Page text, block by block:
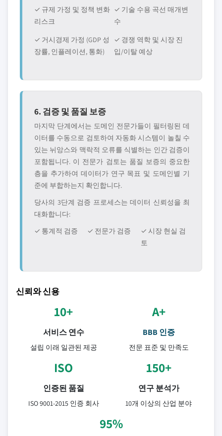
✓ 규제 가정 및 정책 변화
리스크
✓ 기술 수용 곡선 매개변
수
✓ 거시경제 가정 (GDP 성
장률, 인플레이션, 통화)
✓ 경쟁 역학 및 시장 진
입/이탈 예상
6. 검증 및 품질 보증
마지막 단계에서는 도메인 전문가들이 필터링된 데
이터를 수동으로 검토하여 자동화 시스템이 놀칠 수
있는 뉘앙스와 맥락적 오류를 식별하는 인간 검증이
포함됩니다. 이 전문가 검토는 품질 보증의 중요한
층을 추가하여 데이터가 연구 목표 및 도메인별 기
준에 부합하는지 확인합니다.
당사의 3단계 검증 프로세스는 데이터 신뢰성을 최
대화합니다:
✓ 통계적 검증
✓ 전문가 검증
✓ 시장 현실 검
토
신뢰와 신용
10+
서비스 연수
설립 이래 일관된 제공
A+
BBB 인증
전문 표준 및 만족도
ISO
인증된 품질
ISO 9001-2015 인증 회사
150+
연구 분석가
10개 이상의 산업 분야
95%